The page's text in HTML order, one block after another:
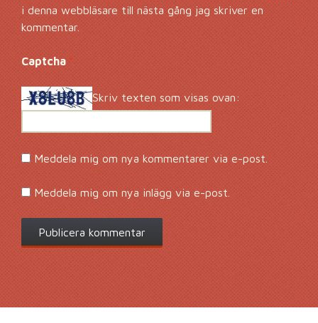
i denna webbläsare till nästa gång jag skriver en
kommentar.
Captcha *
Skriv texten som visas ovan:
Meddela mig om nya kommentarer via e-post.
Meddela mig om nya inlägg via e-post.